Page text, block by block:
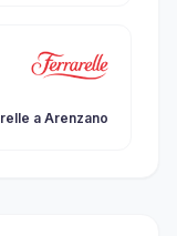
a Arenzano